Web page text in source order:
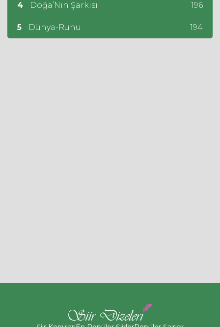
4 Doğa’Nın Şarkısı 196
5 Dünya-Ruhu 194